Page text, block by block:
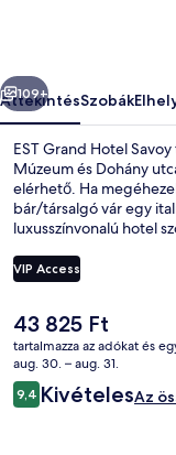
Következő
109+
ÁttekintésSzobák
EST Grand Hotel
Múzeum és Dohány
elérhető. Ha
bár/társalgó vár egy
luxusszínvonalú hotel
következő jellemzőit:
állapota. Rövid sétával
metrómegálló pedig 3
VIP Access
A
jelenlegi
ár
43 825 Ft
43 825 Ft
tartalmazza az adókat és
aug. 30. – aug. 31.
Értékelések
9,49,4 ennyiből: 10
KivételesAz